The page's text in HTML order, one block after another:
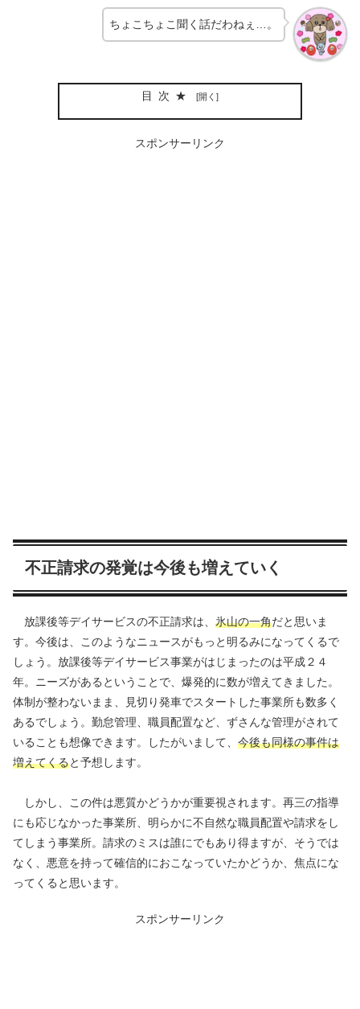
ちょこちょこ聞く話だわねぇ…。
目次★
スポンサーリンク
不正請求の発覚は今後も増えていく
放課後等デイサービスの不正請求は、 氷山の一角だと思いま
す。今後は、このようなニュースがもっと明るみになってくるで
しょう。放課後等デイサービス事業がはじまったのは平成２４
年。ニーズがあるということで、爆発的に数が増えてきました。
体制が整わないまま、見切り発車でスタートした事業所も数多く
あるでしょう。勤怠管理、職員配置など、ずさんな管理がされて
いることも想像できます。したがいまして、 今後も同様の事件は
増えてくると予想します。
しかし、この件は悪質かどうかが重要視されます。再三の指導
にも応じなかった事業所、明らかに不自然な職員配置や請求をし
てしまう事業所。請求のミスは誰にでもあり得ますが、そうでは
なく、悪意を持って確信的におこなっていたかどうか、焦点にな
ってくると思います。
スポンサーリンク